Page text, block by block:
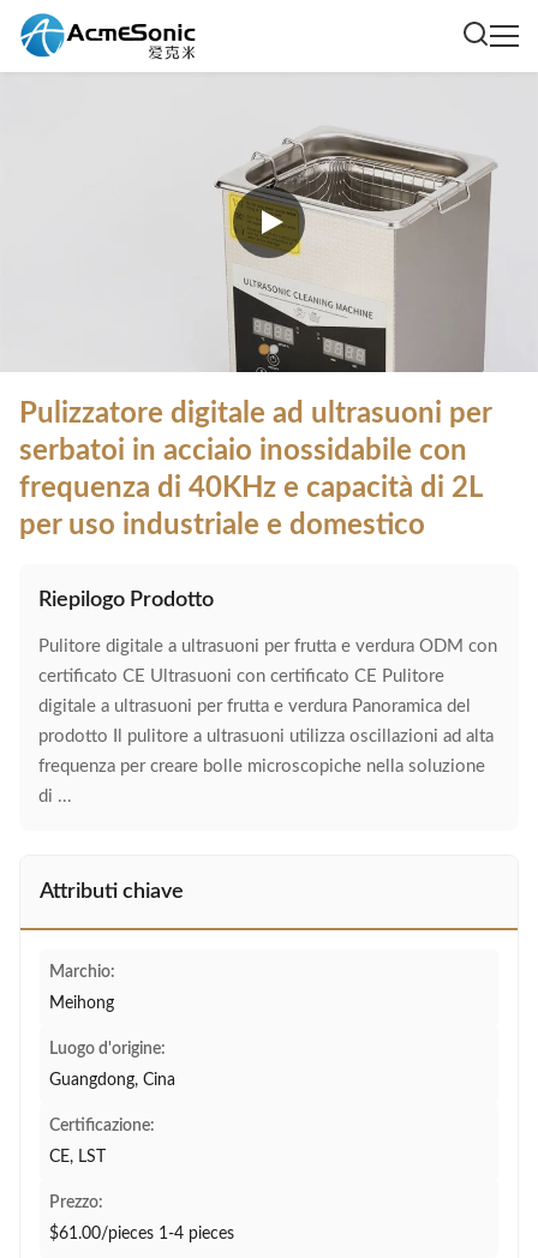
Pulizzatore digitale ad ultrasuoni per
serbatoi in acciaio inossidabile con
frequenza di 40KHz e capacità di 2L
per uso industriale e domestico
Riepilogo Prodotto
Pulitore digitale a ultrasuoni per frutta e verdura ODM con
certificato CE Ultrasuoni con certificato CE Pulitore
digitale a ultrasuoni per frutta e verdura Panoramica del
prodotto Il pulitore a ultrasuoni utilizza oscillazioni ad alta
frequenza per creare bolle microscopiche nella soluzione
di ...
Attributi chiave
Marchio:
Meihong
Luogo d'origine:
Guangdong, Cina
Certificazione:
CE, LST
Prezzo:
$61.00/pieces 1-4 pieces